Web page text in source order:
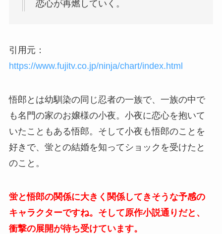
恋心が再燃していく。
引用元：
https://www.fujitv.co.jp/ninja/chart/index.html
悟郎とは幼馴染の同じ忍者の一族で、一族の中で
も名門の家のお嬢様の小夜。小夜に恋心を抱いて
いたこともある悟郎。そして小夜も悟郎のことを
好きで、蛍との結婚を知ってショックを受けたと
のこと。
蛍と悟郎の関係に大きく関係してきそうな予感の
キャラクターですね。そして原作小説通りだと、
衝撃の展開が待ち受けています。